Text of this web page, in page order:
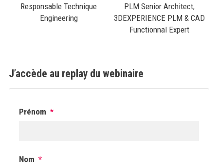
Responsable Technique
Engineering
PLM Senior Architect,
3DEXPERIENCE PLM & CAD
Functionnal Expert
J’accède au replay du webinaire
Prénom *
Nom *